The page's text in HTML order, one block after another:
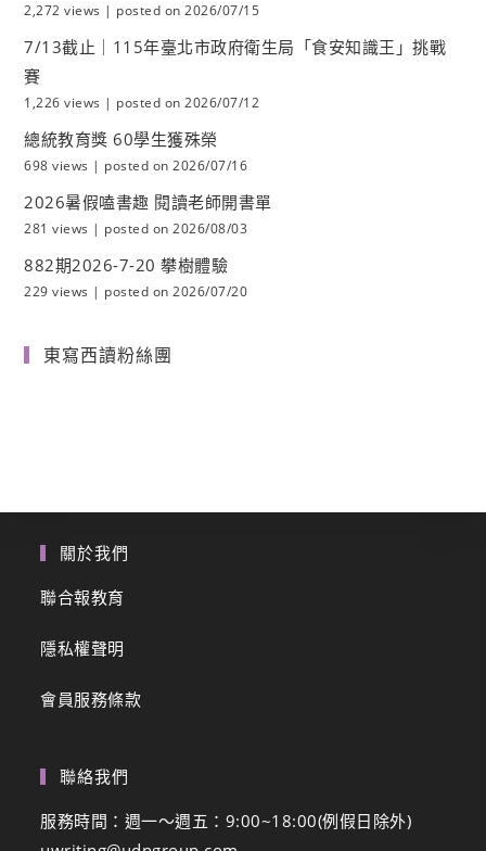
2,272 views | posted on 2026/07/15
7/13截止｜115年臺北市政府衛生局「食安知識王」挑戰
賽
1,226 views | posted on 2026/07/12
總統教育獎 60學生獲殊榮
698 views | posted on 2026/07/16
2026暑假嗑書趣 閱讀老師開書單
281 views | posted on 2026/08/03
882期2026-7-20 攀樹體驗
229 views | posted on 2026/07/20
東寫西讀粉絲團
關於我們
聯合報教育
隱私權聲明
會員服務條款
聯絡我們
服務時間：週一～週五：9:00~18:00(例假日除外)